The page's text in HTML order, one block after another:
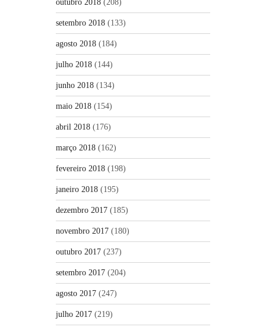
outubro 2018 (208)
setembro 2018 (133)
agosto 2018 (184)
julho 2018 (144)
junho 2018 (134)
maio 2018 (154)
abril 2018 (176)
março 2018 (162)
fevereiro 2018 (198)
janeiro 2018 (195)
dezembro 2017 (185)
novembro 2017 (180)
outubro 2017 (237)
setembro 2017 (204)
agosto 2017 (247)
julho 2017 (219)